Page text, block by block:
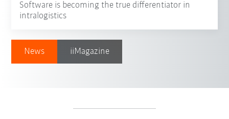
Software is becoming the true differentiator in
intralogistics
News iiMagazine